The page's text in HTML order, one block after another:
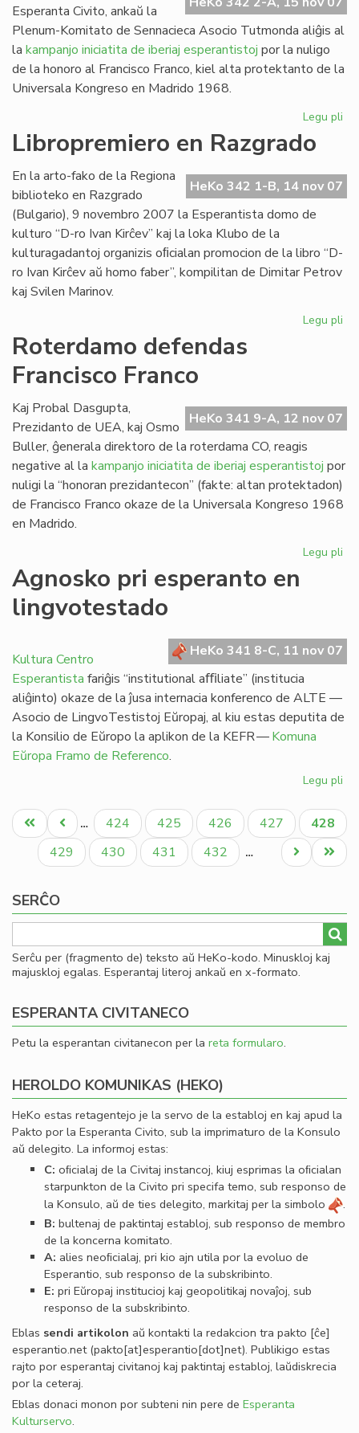
Esperanta Civito, ankaŭ la
Plenum-Komitato de Sennacieca Asocio Tutmonda aliĝis al
la kampanjo iniciatita de iberiaj esperantistoj por la nuligo
de la honoro al Francisco Franco, kiel alta protektanto de la
Universala Kongreso en Madrido 1968.
Legu pli
Libropremiero en Razgrado
HeKo 342 1-B, 14 nov 07
En la arto-fako de la Regiona
biblioteko en Razgrado
(Bulgario), 9 novembro 2007 la Esperantista domo de
kulturo “D-ro Ivan Kirĉev” kaj la loka Klubo de la
kulturagadantoj organizis oﬁcialan promocion de la libro “D-
ro Ivan Kirĉev aŭ homo faber”, kompilitan de Dimitar Petrov
kaj Svilen Marinov.
Legu pli
Roterdamo defendas
Francisco Franco
HeKo 341 9-A, 12 nov 07
Kaj Probal Dasgupta,
Prezidanto de UEA, kaj Osmo
Buller, ĝenerala direktoro de la roterdama CO, reagis
negative al la kampanjo iniciatita de iberiaj esperantistoj por
nuligi la “honoran prezidantecon” (fakte: altan protektadon)
de Francisco Franco okaze de la Universala Kongreso 1968
en Madrido.
Legu pli
Agnosko pri esperanto en
lingvotestado
HeKo 341 8-C, 11 nov 07
Kultura Centro
Esperantista fariĝis “institutional aﬃliate” (institucia
aliĝinto) okaze de la ĵusa internacia konferenco de ALTE —
Asocio de LingvoTestistoj Eŭropaj, al kiu estas deputita de
la Konsilio de Eŭropo la aplikon de la KEFR —Komuna
Eŭropa Framo de Referenco.
Legu pli
pri
en
Pagination
Unua
paĝo
Antaŭa
paĝo
… Paĝo
424 Paĝo
425 Paĝo
426 Paĝo
427
Aktuala
paĝo
428
Paĝo
429 Paĝo
430 Paĝo
431 Paĝo
432 …
Last
page
Next
page
SERĈO
Serĉu per (fragmento de) teksto aŭ HeKo-kodo. Minuskloj kaj
majuskloj egalas. Esperantaj literoj ankaŭ en x-formato.
ESPERANTA CIVITANECO
Petu la esperantan civitanecon per la reta formularo.
HEROLDO KOMUNIKAS (HEKO)
HeKo estas retagentejo je la servo de la establoj en kaj apud la
Pakto por la Esperanta Civito, sub la imprimaturo de la Konsulo
aŭ delegito. La informoj estas:
C: oﬁcialaj de la Civitaj instancoj, kiuj esprimas la oﬁcialan
starpunkton de la Civito pri specifa temo, sub responso de
la Konsulo, aŭ de ties delegito, markitaj per la simbolo
.
B: bultenaj de paktintaj establoj, sub responso de membro
de la koncerna komitato.
A: alies neoﬁcialaj, pri kio ajn utila por la evoluo de
Esperantio, sub responso de la subskribinto.
E: pri Eŭropaj institucioj kaj geopolitikaj novaĵoj, sub
responso de la subskribinto.
Eblas sendi artikolon aŭ kontakti la redakcion tra pakto [ĉe]
esperantio.net(pakto[at]esperantio[dot]net). Publikigo estas
rajto por esperantaj civitanoj kaj paktintaj establoj, laŭdiskrecia
por la ceteraj.
Eblas donaci monon por subteni nin pere de Esperanta
Kulturservo.